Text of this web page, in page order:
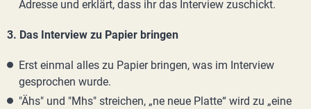
Adresse und erklärt, dass ihr das Interview zuschickt.
3. Das Interview zu Papier bringen
Erst einmal alles zu Papier bringen, was im Interview
gesprochen wurde.
"Ähs" und "Mhs" streichen, „ne neue Platte“ wird zu „eine